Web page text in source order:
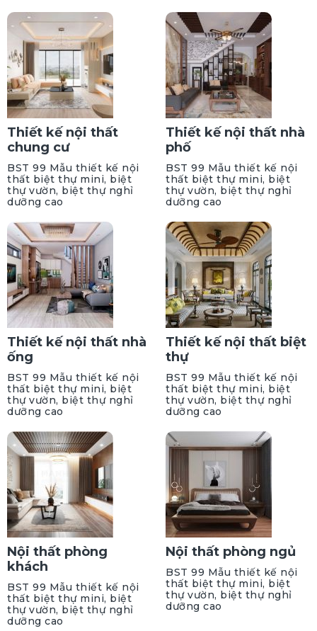
Thiết kế nội thất
chung cư
BST 99 Mẫu thiết kế nội
thất biệt thự mini, biệt
thự vườn, biệt thự nghỉ
dưỡng cao
Thiết kế nội thất nhà
phố
BST 99 Mẫu thiết kế nội
thất biệt thự mini, biệt
thự vườn, biệt thự nghỉ
dưỡng cao
Thiết kế nội thất nhà
ống
BST 99 Mẫu thiết kế nội
thất biệt thự mini, biệt
thự vườn, biệt thự nghỉ
dưỡng cao
Thiết kế nội thất biệt
thự
BST 99 Mẫu thiết kế nội
thất biệt thự mini, biệt
thự vườn, biệt thự nghỉ
dưỡng cao
Nội thất phòng
khách
BST 99 Mẫu thiết kế nội
thất biệt thự mini, biệt
thự vườn, biệt thự nghỉ
dưỡng cao
Nội thất phòng ngủ
BST 99 Mẫu thiết kế nội
thất biệt thự mini, biệt
thự vườn, biệt thự nghỉ
dưỡng cao